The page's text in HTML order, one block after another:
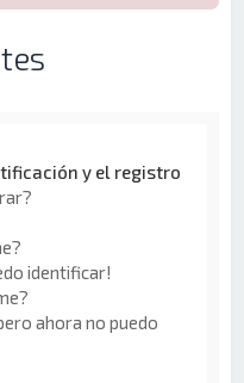
y el registro
identificar!
ahora no puedo